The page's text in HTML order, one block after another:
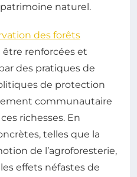
naturel.
des forêts
renforcées et
des pratiques de
de protection
communautaire
richesses. En
telles que la
de l’agroforesterie,
effets néfastes de